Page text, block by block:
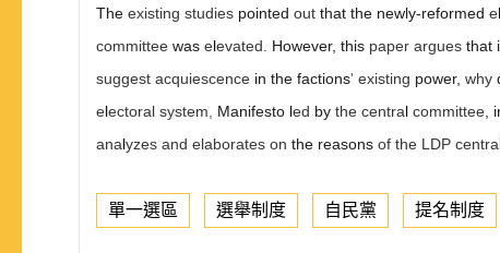
The existing studies pointed out that the newly-reformed el
committee was elevated. However, this paper argues that
suggest acquiescence in the factions' existing power, why
electoral system Manifesto led by the central committee
analyzes and elaborates on the reasons of the LDP centra
單一選區 選舉制度 自民黨 提名制度